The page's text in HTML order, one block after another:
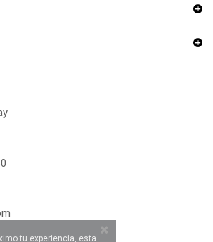
tu experiencia, esta